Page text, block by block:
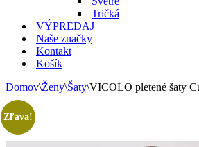
Tričká
VÝPREDAJ
Naše značky
Kontakt
Košík
Domov\Ženy\Šaty\VICOLO pletené šaty
Zľava!